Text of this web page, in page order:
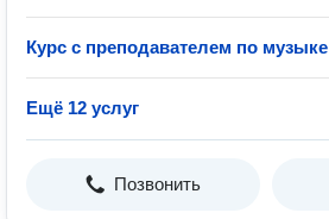
Курс с преподавателем по музыке
Ещё 12 услуг
Позвонить